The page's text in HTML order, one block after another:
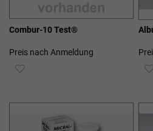
Combur-10 Test®
Preis nach Anmeldung
ZUR